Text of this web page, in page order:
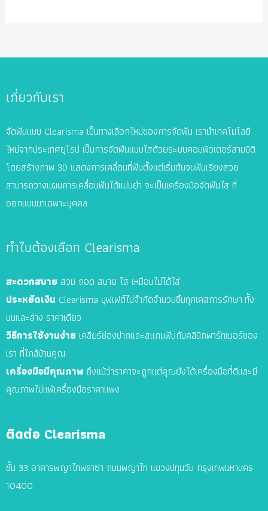
ฟัน
ก็
จัด
ใส
ได้
ฟัน
เคลื่อน
ใน
เดือน!
เกี่ยวกับเรา
จัดฟันแบบ Clearisma เป็นทางเลือกใหม่ของการจัดฟัน เรานำเทคโนโลยี
ใหม่จากประเทศยุโรป เป็นการจัดฟันแบบใสด้วยระบบคอมพิวเตอร์สามมิติ
โดยสร้างภาพ 3D แสดงการเคลื่อนที่ฟันตั้งแต่เริ่มต้นจนฟันเรียงสวย
สามารถวางแผนการเคลื่อนฟันได้แม่นยำ จะเป็นเครื่องมือจัดฟันใส ที่
ออกแบบมาเฉพาะบุคคล
ทำไมต้องเลือก Clearisma
สะดวกสบาย สวม ถอด สบาย ใส เหมือนไม่ได้ใส่
ประหยัดเงิน Clearisma บุฟเฟต์ไม่จำกัดจำนวนชิ้นทุกเคสการรักษา ทั้ง
บนและล่าง ราคาเดียว
วิธีการใช้งานง่าย เคลียร์ช่องปากและสแกนฟันกับคลินิกพาร์ทเนอร์ของ
เรา ที่ใกล้บ้านคุณ
เครื่องมือมีคุณภาพ ถึงแม้ว่าราคาจะถูกแต่คุณยังได้เครื่องมือที่ดีและมี
คุณภาพไม่แพ้เครื่องมือราคาแพง
ติดต่อ Clearisma
ชั้น 33 อาคารพญาไทพลาซ่า ถนนพญาไท แขวงปทุมวัน กรุงเทพมหานคร
10400